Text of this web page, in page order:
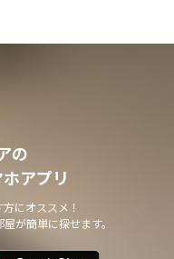
の
アプリ
にオススメ！
が簡単に探せます。